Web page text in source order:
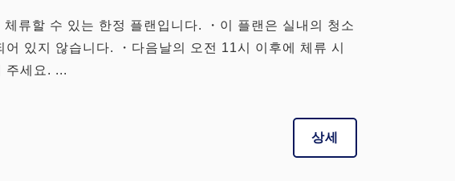
체류할 수 있는 한정 플랜입니다. ・이 플랜은 실내의 청소
있지 않습니다. ・다음날의 오전 11시 이후에 체류 시
주세요. ...
상세